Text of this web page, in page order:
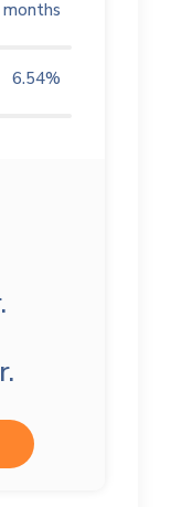
months
6.54%